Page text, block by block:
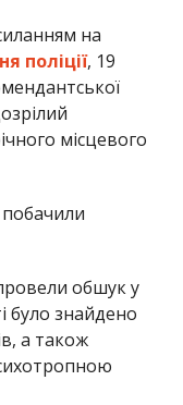
на
поліції, 19
місцевого
обшук у
було знайдено
а також